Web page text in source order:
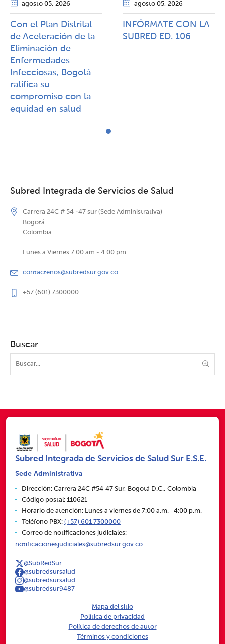
agosto 05, 2026
Con el Plan Distrital
de Aceleración de la
Eliminación de
Enfermedades
Infecciosas, Bogotá
ratifica su
compromiso con la
equidad en salud
agosto 05, 2026
INFÓRMATE CON LA
SUBRED ED. 106
Subred Integrada de Servicios de Salud
Carrera 24C # 54 -47 sur (Sede Administrativa)
Bogotá
Colombia
Lunes a Viernes 7:00 am - 4:00 pm
contactenos@subredsur.gov.co
+57 (601) 7300000
Buscar
Subred Integrada de Servicios de Salud Sur E.S.E.
Sede Administrativa
Dirección: Carrera 24C #54‑47 Sur, Bogotá D.C., Colombia
Código postal: 110621
Horario de atención: Lunes a viernes de 7:00 a.m. ‑ 4:00 p.m.
Teléfono PBX: (+57) 601 7300000
Correo de notificaciones judiciales:
notificacionesjudiciales@subredsur.gov.co
@SubRedSur
@subredsursalud
@subredsursalud
@subredsur9487
Mapa del sitio
Política de privacidad
Política de derechos de autor
Términos y condiciones